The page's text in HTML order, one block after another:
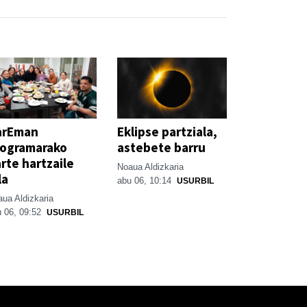
hartzaile
Aldizkaria
06, 09:52 USURBIL
Eklipse partziala,
astebete barru
Noaua Aldizkaria
abu 06, 10:14 USURBIL